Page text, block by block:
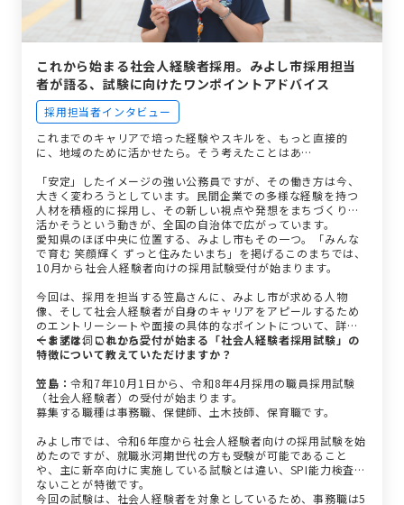
これから始まる社会人経験者採用。みよし市採用担当
者が語る、試験に向けたワンポイントアドバイス
採用担当者インタビュー
これまでのキャリアで培った経験やスキルを、もっと直接的
に、地域のために活かせたら。そう考えたことはあ…
「安定」したイメージの強い公務員ですが、その働き方は今、
大きく変わろうとしています。民間企業での多様な経験を持つ
人材を積極的に採用し、その新しい視点や発想をまちづくりに
活かそうという動きが、全国の自治体で広がっています。
愛知県のほぼ中央に位置する、みよし市もその一つ。「みんな
で育む 笑顔輝く ずっと住みたいまち」を掲げるこのまちでは、
10月から社会人経験者向けの採用試験受付が始まります。
今回は、採用を担当する笠島さんに、みよし市が求める人物
像、そして社会人経験者が自身のキャリアをアピールするため
のエントリーシートや面接の具体的なポイントについて、詳し
くお話を伺いました。
ーまずは、これから受付が始まる「社会人経験者採用試験」の
特徴について教えていただけますか？
笠島：令和7年10月1日から、令和8年4月採用の職員採用試験
（社会人経験者）の受付が始まります。
募集する職種は事務職、保健師、土木技師、保育職です。
みよし市では、令和6年度から社会人経験者向けの採用試験を始
めたのですが、就職氷河期世代の方も受験が可能であること
や、主に新卒向けに実施している試験とは違い、SPI能力検査が
ないことが特徴です。
今回の試験は、社会人経験者を対象としているため、事務職は5